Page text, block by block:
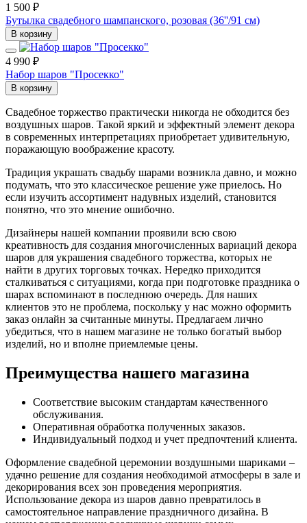
1 500 ₽
Бутылка свадебного шампанского, розовая (36''/91 см)
В корзину
4 990 ₽
Набор шаров "Просекко"
В корзину
Свадебное торжество практически никогда не обходится без
воздушных шаров. Такой яркий и эффектный элемент декора
в современных интерпретациях приобретает удивительную,
поражающую воображение красоту.
Традиция украшать свадьбу шарами возникла давно, и можно
подумать, что это классическое решение уже приелось. Но
если изучить ассортимент надувных изделий, становится
понятно, что это мнение ошибочно.
Дизайнеры нашей компании проявили всю свою
креативность для создания многочисленных вариаций декора
шаров для украшения свадебного торжества, которых не
найти в других торговых точках. Нередко приходится
сталкиваться с ситуациями, когда при подготовке праздника о
шарах вспоминают в последнюю очередь. Для наших
клиентов это не проблема, поскольку у нас можно оформить
заказ онлайн за считанные минуты. Предлагаем лично
убедиться, что в нашем магазине не только богатый выбор
изделий, но и вполне приемлемые цены.
Преимущества нашего магазина
Соответствие высоким стандартам качественного
обслуживания.
Оперативная обработка полученных заказов.
Индивидуальный подход и учет предпочтений клиента.
Оформление свадебной церемонии воздушными шариками –
удачно решение для создания необходимой атмосферы в зале и
декорирования всех зон проведения мероприятия.
Использование декора из шаров давно превратилось в
самостоятельное направление праздничного дизайна. В